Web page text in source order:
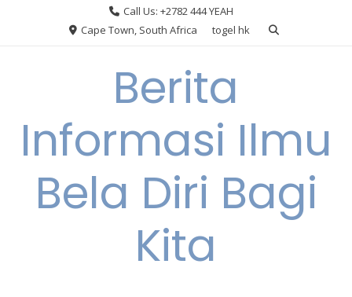
Call Us: +2782 444 YEAH
Cape Town, South Africa
togel hk
Berita
Informasi Ilmu
Bela Diri Bagi
Kita